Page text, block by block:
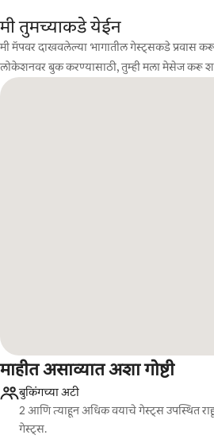
मी तुमच्याकडे येईन
मी मॅपवर दाखवलेल्या भागातील गेस्ट्सकडे प्रवास
लोकेशनवर बुक करण्यासाठी, तुम्ही मला मेसेज करू
माहीत असाव्यात अशा गोष्टी
बुकिंगच्या अटी
2 आणि त्याहून अधिक वयाचे गेस्ट्स उपस्थित
गेस्ट्स.